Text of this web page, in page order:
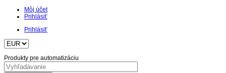
Môj účet
Prihlásiť
Prihlásiť
Produkty pre automatizáciu